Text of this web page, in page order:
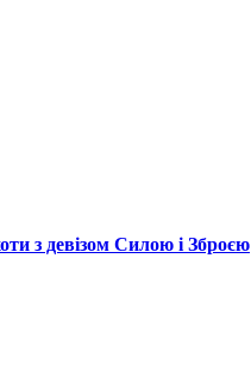
з девізом Силою і Зброєю